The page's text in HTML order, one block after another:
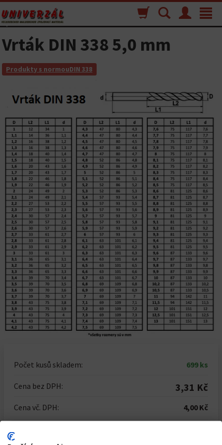
Toggle
Menu
Vyhľadávanie
Nákupný
košík
Vrták DIN 338 5,0 mm
Produkty s normouDIN 338
Počet kusů skladem: 699 ks
Cena bez DPH: 3,31 Kč
Cena vč. DPH: 4,00 Kč
Počet kusů